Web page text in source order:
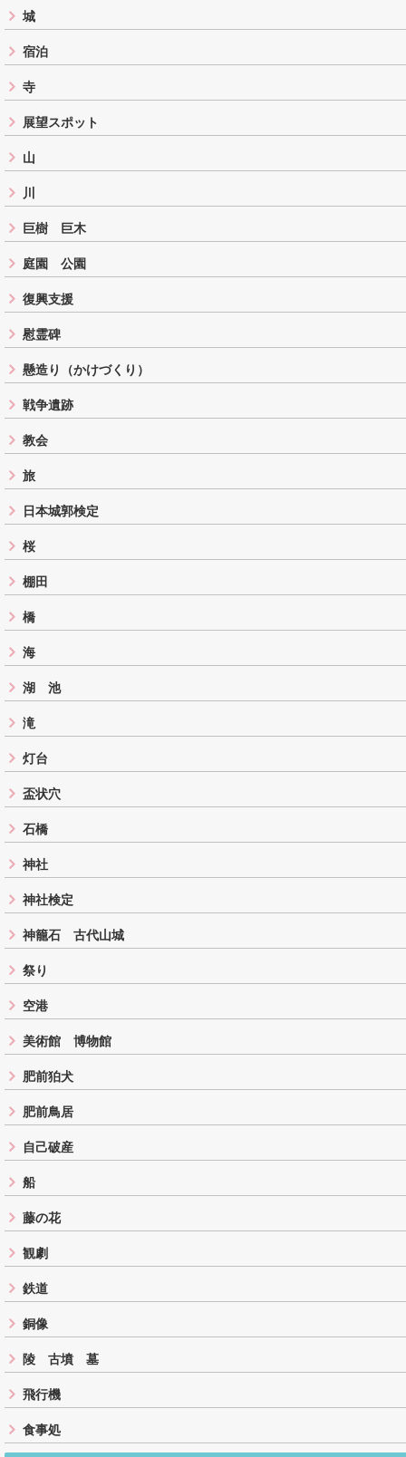
城
宿泊
寺
展望スポット
山
川
巨樹 巨木
庭園 公園
復興支援
慰霊碑
懸造り（かけづくり）
戦争遺跡
教会
旅
日本城郭検定
桜
棚田
橋
海
湖 池
滝
灯台
盃状穴
石橋
神社
神社検定
神籠石 古代山城
祭り
空港
美術館 博物館
肥前狛犬
肥前鳥居
自己破産
船
藤の花
観劇
鉄道
銅像
陵 古墳 墓
飛行機
食事処